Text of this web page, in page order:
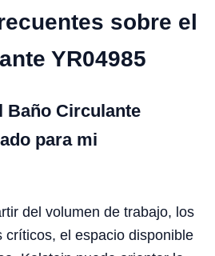
sobre el
YR04985
Baño Circulante
para mi
del volumen de trabajo, los
críticos, el espacio disponible